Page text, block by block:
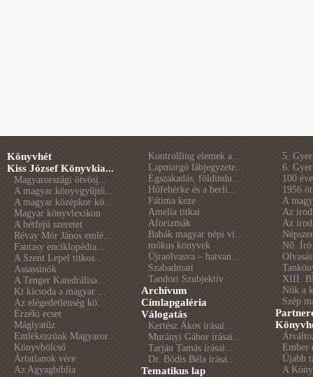
Könyvhét
Kiss József Könyvkia...
Magyarországi ötvösj...
A magyar könyvgyűjtő...
A magyar középkor kö...
Magyar könyvlexikon
A hétfejű szeretet
Révay Mór János emlé...
Fantasy enciklopédia...
A Szent Lepel titkos...
Assassinók
A Tenger Katedrálisa...
Ki kicsoda a magyar ...
Az elégedetlenség kö...
Érzéki ecset
Máglyatűz
Emlékezzünk Magyaror...
Könyvbölcső
Ártatlanok vére
Az Agyagbiblia
Kontrolling elemek a...
Lapmargó lábjegyzete...
Égszakadás, földindu...
Hófehérke és a berli...
Fátima keze
Amelia titkai
Aforizmák
Babák magyar népi vi...
mókus könyvek
Újraolvasva – hatvan...
Szabadmatt
Tandori Szubjektív
Archívum
Címlapgaléria
Válogatás
Kertész Ákos írásai...
Murányi Gábor írásai...
Tarján Tamás írásai...
Dr. Bódis Béla írása...
Tematikus lap
5.
6.
100
1956
A
Az
Az
Nő.
XIII.
Nők a
Szép
Ember
Újabb
A